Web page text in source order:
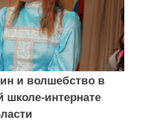
и волшебство в
школе-интернате